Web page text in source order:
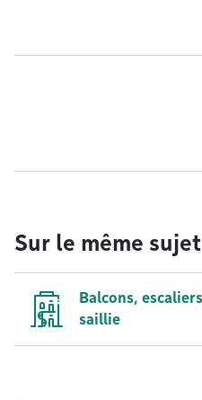
Sur le même sujet
Balcons,
saillie